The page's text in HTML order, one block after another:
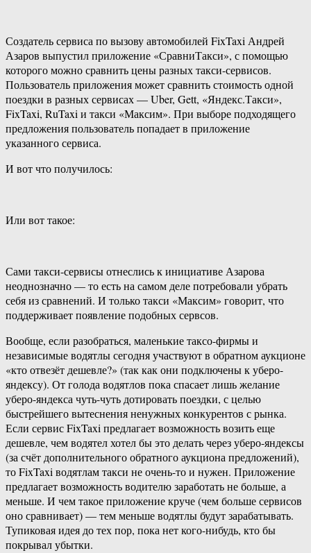
Создатель сервиса по вызову автомобилей FixTaxi Андрей
Азаров выпустил приложение «СравниТакси», с помощью
которого можно сравнить цены разных такси-сервисов.
Пользователь приложения может сравнить стоимость одной
поездки в разных сервисах — Uber, Gett, «Яндекс.Такси»,
FixTaxi, RuTaxi и такси «Максим». При выборе подходящего
предложения пользователь попадает в приложение
указанного сервиса.
И вот что получилось:
Или вот такое:
Сами такси-сервисы отнеслись к инициативе Азарова
неоднозначно — то есть на самом деле потребовали убрать
себя из сравнений. И только такси «Максим» говорит, что
поддерживает появление подобных сервсов.
Вообще, если разобраться, маленькие таксо-фирмы и
независимые водятлы сегодня участвуют в обратном аукционе
«кто отвезёт дешевле?» (так как они подключены к уберо-
яндексу). От голода водятлов пока спасает лишь желание
уберо-яндекса чуть-чуть дотировать поездки, с целью
быстрейшего вытеснения ненужных конкурентов с рынка.
Если сервис FixTaxi предлагает возможность возить еще
дешевле, чем водятел хотел бы это делать через уберо-яндексы
(за счёт дополнительного обратного аукциона предложений),
то FixTaxi водятлам такси не очень-то и нужен. Приложение
предлагает возможность водителю заработать не больше, а
меньше. И чем такое приложение круче (чем больше сервисов
оно сравнивает) — тем меньше водятлы будут зарабатывать.
Тупиковая идея до тех пор, пока нет кого-нибудь, кто бы
покрывал убытки.